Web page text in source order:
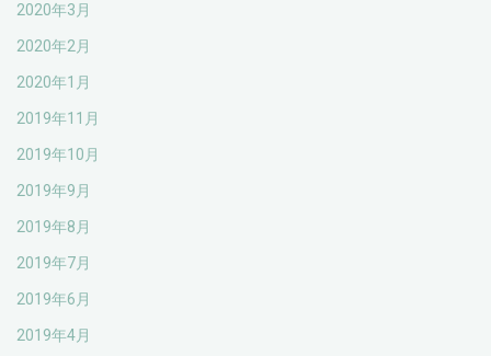
2020年3月
2020年2月
2020年1月
2019年11月
2019年10月
2019年9月
2019年8月
2019年7月
2019年6月
2019年4月